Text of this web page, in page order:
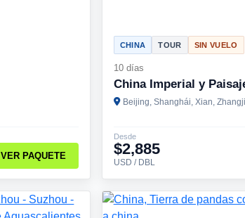
VER PAQUETE
CHINA TOUR SIN VUELO
10 días
China Imperial y
Beijing, Shanghái, Xian,
Desde
$2,885
USD / DBL